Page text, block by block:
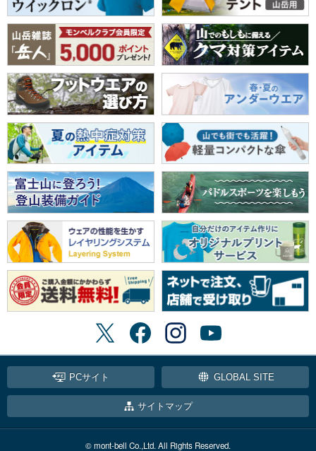
PCサイト GLOBAL SITE
サイトマップ
© mont-bell Co.,Ltd. All Rights Reserved.